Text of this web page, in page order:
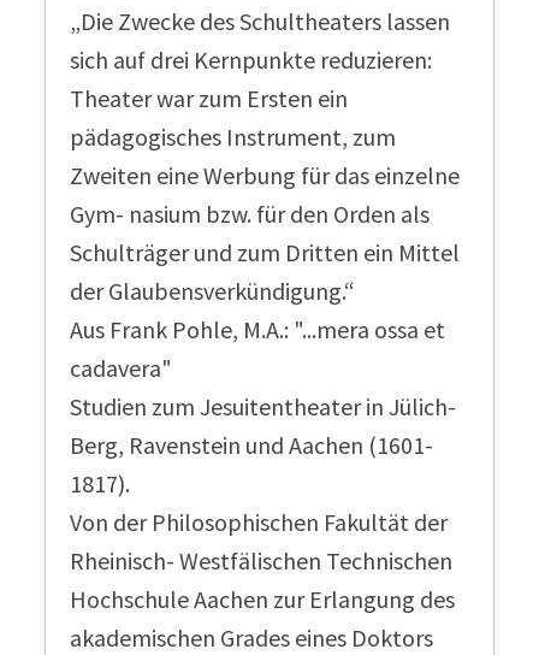
„Die Zwecke des Schultheaters lassen
sich auf drei Kernpunkte reduzieren:
Theater war zum Ersten ein
pädagogisches Instrument, zum
Zweiten eine Werbung für das einzelne
Gym- nasium bzw. für den Orden als
Schulträger und zum Dritten ein Mittel
der Glaubensverkündigung.“
Aus Frank Pohle, M.A.: "...mera ossa et
cadavera"
Studien zum Jesuitentheater in Jülich-
Berg, Ravenstein und Aachen (1601-
1817).
Von der Philosophischen Fakultät der
Rheinisch- Westfälischen Technischen
Hochschule Aachen zur Erlangung des
akademischen Grades eines Doktors